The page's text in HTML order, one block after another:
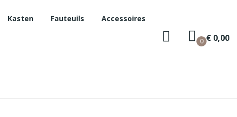
Kasten Fauteuils Accessoires
0 € 0,00